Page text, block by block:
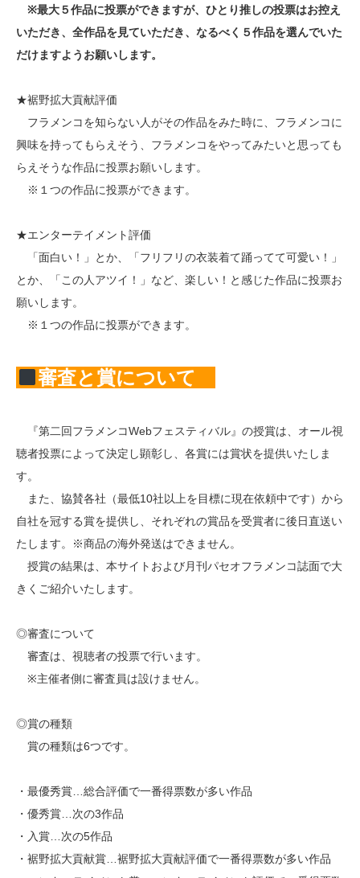
※最大５作品に投票ができますが、ひとり推しの投票はお控え
いただき、全作品を見ていただき、なるべく５作品を選んでいた
だけますようお願いします。
★裾野拡大貢献評価
フラメンコを知らない人がその作品をみた時に、フラメンコに
興味を持ってもらえそう、フラメンコをやってみたいと思っても
らえそうな作品に投票お願いします。
※１つの作品に投票ができます。
★エンターテイメント評価
「面白い！」とか、「フリフリの衣装着て踊ってて可愛い！」
とか、「この人アツイ！」など、楽しい！と感じた作品に投票お
願いします。
※１つの作品に投票ができます。
審査と賞について
『第二回フラメンコWebフェスティバル』の授賞は、オール視
聴者投票によって決定し顕彰し、各賞には賞状を提供いたしま
す。
また、協賛各社（最低10社以上を目標に現在依頼中です）から
自社を冠する賞を提供し、それぞれの賞品を受賞者に後日直送い
たします。※商品の海外発送はできません。
授賞の結果は、本サイトおよび月刊パセオフラメンコ誌面で大
きくご紹介いたします。
◎審査について
審査は、視聴者の投票で行います。
※主催者側に審査員は設けません。
◎賞の種類
賞の種類は6つです。
・最優秀賞…総合評価で一番得票数が多い作品
・優秀賞…次の3作品
・入賞…次の5作品
・裾野拡大貢献賞…裾野拡大貢献評価で一番得票数が多い作品